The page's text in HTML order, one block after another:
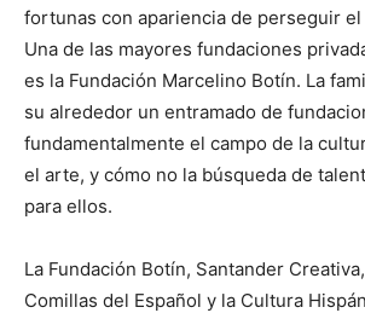
fortunas con apariencia de perseguir
Una de las mayores fundaciones
es la Fundación Marcelino Botín. La
su alrededor un entramado de
fundamentalmente el campo de la
el arte, y cómo no la búsqueda de
para ellos.
La Fundación Botín, Santander
Comillas del Español y la Cultura